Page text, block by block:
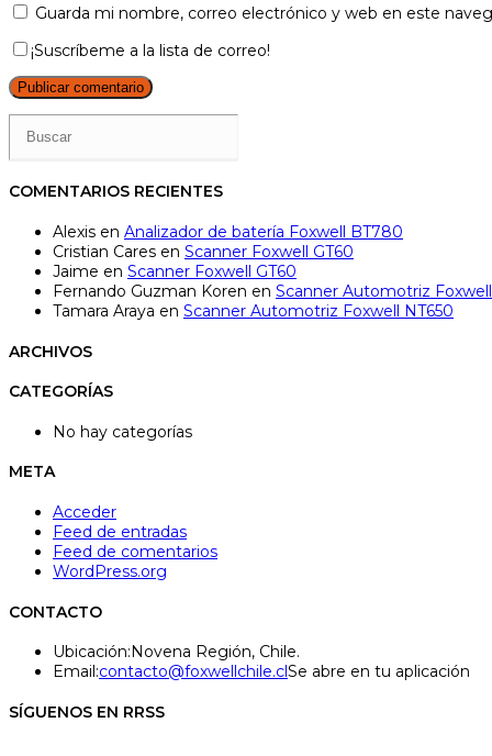
Guarda mi nombre, correo electrónico y web en este
¡Suscríbeme a la lista de correo!
COMENTARIOS RECIENTES
Alexis en Analizador de batería Foxwell BT780
Cristian Cares en Scanner Foxwell GT60
Jaime en Scanner Foxwell GT60
Fernando Guzman Koren en Scanner Automotriz
Tamara Araya en Scanner Automotriz Foxwell NT650
ARCHIVOS
CATEGORÍAS
No hay categorías
META
Acceder
Feed de entradas
Feed de comentarios
WordPress.org
CONTACTO
Ubicación:Novena Región, Chile.
Email:contacto@foxwellchile.clSe abre en tu aplicación
SÍGUENOS EN RRSS